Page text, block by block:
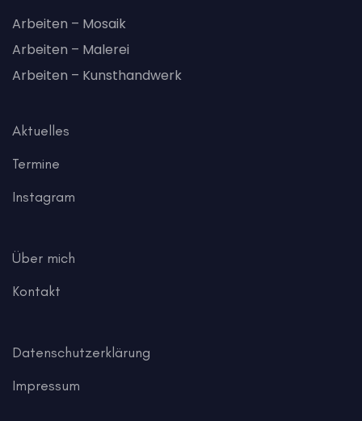
Arbeiten – Mosaik
Arbeiten – Malerei
Arbeiten – Kunsthandwerk
Aktuelles
Termine
Instagram
Über mich
Kontakt
Datenschutzerklärung
Impressum